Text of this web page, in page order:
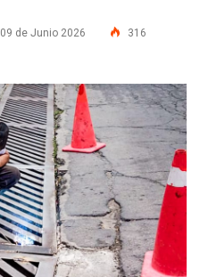
09 de Junio 2026 316